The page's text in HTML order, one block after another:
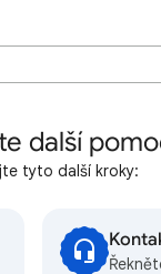
další
tyto další kroky: